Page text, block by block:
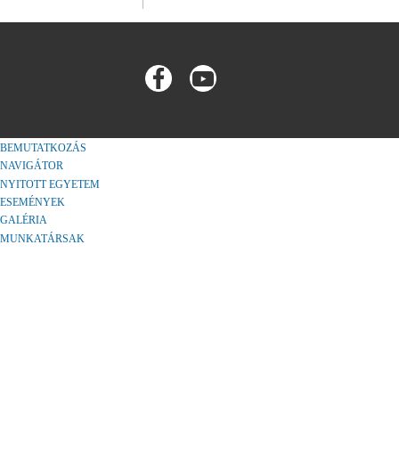
BEMUTATKOZÁS
NAVIGÁTOR
NYITOTT EGYETEM
ESEMÉNYEK
GALÉRIA
MUNKATÁRSAK